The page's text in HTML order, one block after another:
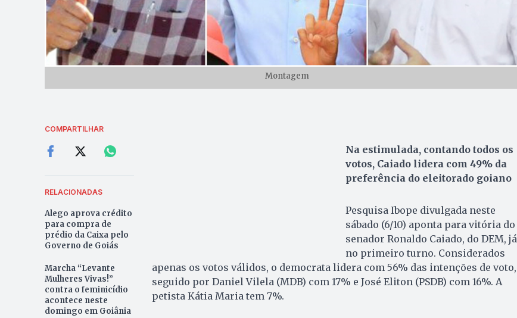
Montagem
COMPARTILHAR
RELACIONADAS
Alego aprova crédito
para compra de
prédio da Caixa pelo
Governo de Goiás
Marcha “Levante
Mulheres Vivas!”
contra o feminicídio
acontece neste
domingo em Goiânia
Na estimulada, contando todos os
votos, Caiado lidera com 49% da
preferência do eleitorado goiano
Pesquisa Ibope divulgada neste
sábado (6/10) aponta para vitória do
senador Ronaldo Caiado, do DEM, já
no primeiro turno. Considerados
apenas os votos válidos, o democrata lidera com 56% das intenções de voto,
seguido por Daniel Vilela (MDB) com 17% e José Eliton (PSDB) com 16%. A
petista Kátia Maria tem 7%.